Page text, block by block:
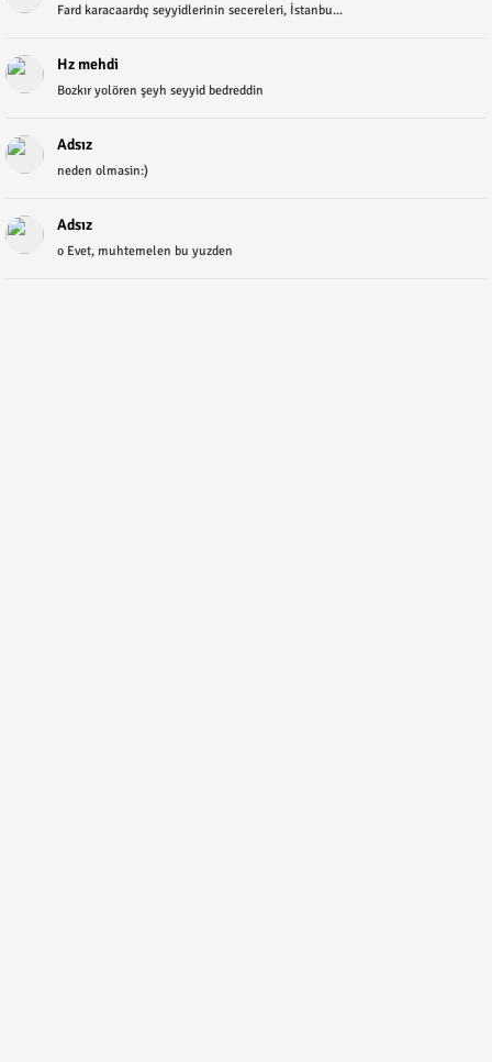
Fard karacaardıç seyyidlerinin secereleri, İstanbu...
Hz mehdi
Bozkır yolören şeyh seyyid bedreddin
Adsız
neden olmasin:)
Adsız
o Evet, muhtemelen bu yuzden